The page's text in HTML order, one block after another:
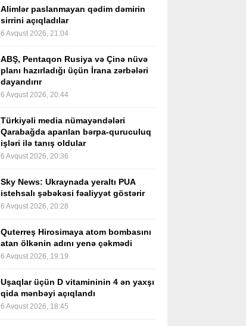
Alimlər paslanmayan qədim dəmirin
sirrini açıqladılar
6 Avqust 2026, 21:04
ABŞ, Pentaqon Rusiya və Çinə nüvə
planı hazırladığı üçün İrana zərbələri
dayandırır
6 Avqust 2026, 20:44
Türkiyəli media nümayəndələri
Qarabağda aparılan bərpa-quruculuq
işləri ilə tanış oldular
6 Avqust 2026, 20:36
Sky News: Ukraynada yeraltı PUA
istehsalı şəbəkəsi fəaliyyət göstərir
6 Avqust 2026, 20:28
Quterreş Hirosimaya atom bombasını
atan ölkənin adını yenə çəkmədi
6 Avqust 2026, 19:19
Uşaqlar üçün D vitamininin 4 ən yaxşı
qida mənbəyi açıqlandı
6 Avqust 2026, 18:45